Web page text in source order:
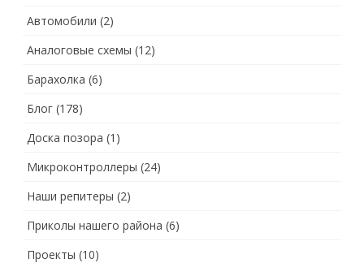
Автомобили (2)
Аналоговые схемы (12)
Барахолка (6)
Блог (178)
Доска позора (1)
Микроконтроллеры (24)
Наши репитеры (2)
Приколы нашего района (6)
Проекты (10)